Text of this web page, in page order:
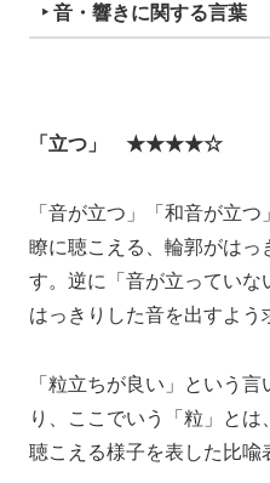
‣ 音・響きに関する言葉
「立つ」 ★★★★☆
「音が立つ」「和音が立
瞭に聴こえる、輪郭がは
す。逆に「音が立っていな
はっきりした音を出すよう
「粒立ちが良い」という
り、ここでいう「粒」と
聴こえる様子を表した比喩